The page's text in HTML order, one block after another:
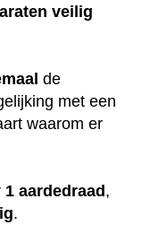
veilig
de
met een
waarom er
1 aardedraad,
.